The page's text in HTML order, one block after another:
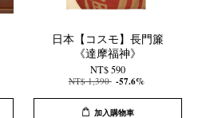
日本【コスモ】長門簾
《達摩福神》
NT$ 590
NT$ 1,390 -57.6%
加入購物車